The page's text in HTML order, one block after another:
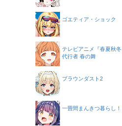
ゴエティア・ショック
テレビアニメ『春夏秋冬
代行者 春の舞
ブラウンダスト2
一畳間まんきつ暮らし！